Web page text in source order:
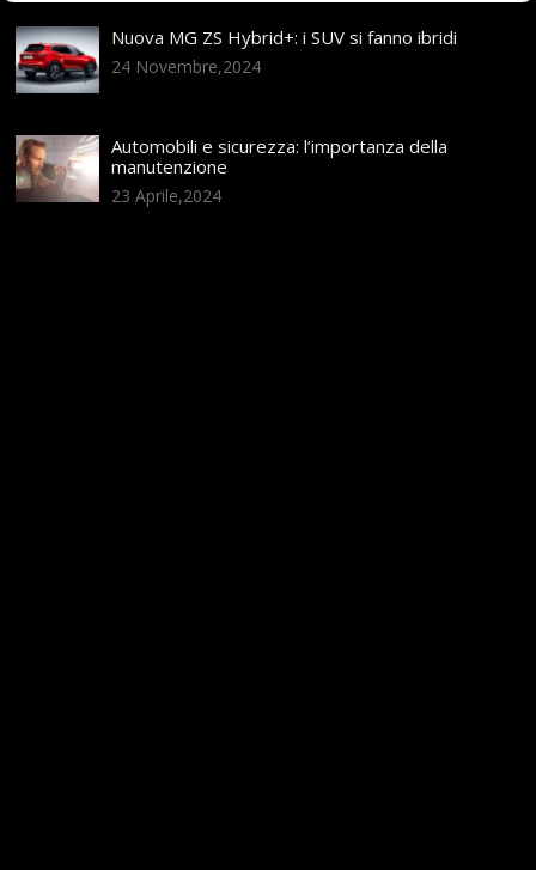
Nuova MG ZS Hybrid+: i SUV si fanno ibridi
24 Novembre,2024
Automobili e sicurezza: l’importanza della
manutenzione
23 Aprile,2024